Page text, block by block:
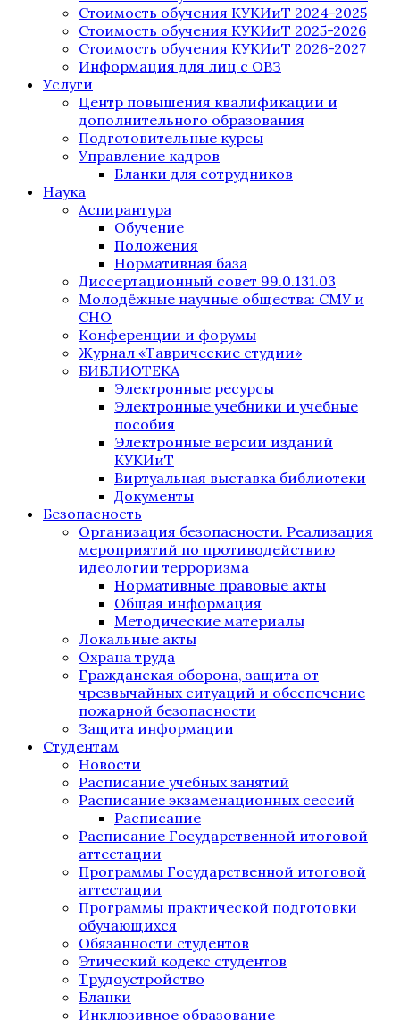
Стоимость обучения КУКИиТ 2024-2025
Стоимость обучения КУКИиТ 2025-2026
Стоимость обучения КУКИиТ 2026-2027
Информация для лиц с ОВЗ
Услуги
Центр повышения квалификации и
дополнительного образования
Подготовительные курсы
Управление кадров
Бланки для сотрудников
Наука
Аспирантура
Обучение
Положения
Нормативная база
Диссертационный совет 99.0.131.03
Молодёжные научные общества: СМУ и
СНО
Конференции и форумы
Журнал «Таврические студии»
БИБЛИОТЕКА
Электронные ресурсы
Электронные учебники и учебные
пособия
Электронные версии изданий
КУКИиТ
Виртуальная выставка библиотеки
Документы
Безопасность
Организация безопасности. Реализация
мероприятий по противодействию
идеологии терроризма
Нормативные правовые акты
Общая информация
Методические материалы
Локальные акты
Охрана труда
Гражданская оборона, защита от
чрезвычайных ситуаций и обеспечение
пожарной безопасности
Защита информации
Студентам
Новости
Расписание учебных занятий
Расписание экзаменационных сессий
Расписание
Расписание Государственной итоговой
аттестации
Программы Государственной итоговой
аттестации
Программы практической подготовки
обучающихся
Обязанности студентов
Этический кодекс студентов
Трудоустройство
Бланки
Инклюзивное образование